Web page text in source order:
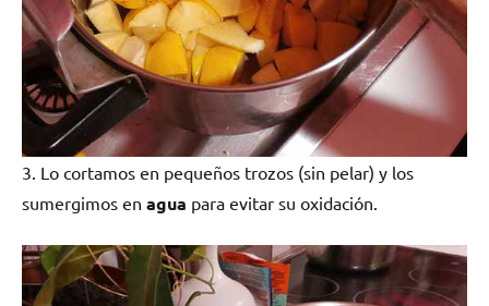
3. Lo cortamos en pequeños trozos (sin pelar) y los
sumergimos en agua para evitar su oxidación.